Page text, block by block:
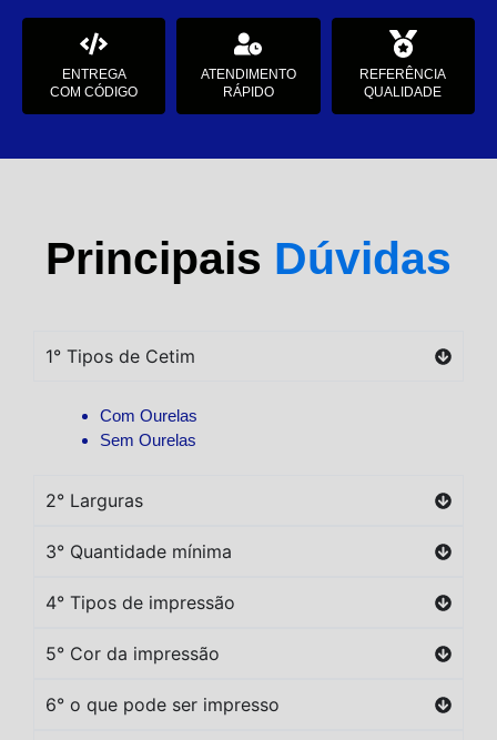
ENTREGA
COM CÓDIGO
ATENDIMENTO
RÁPIDO
REFERÊNCIA
QUALIDADE
Principais Dúvidas
1° Tipos de Cetim
Com Ourelas
Sem Ourelas
2° Larguras
3° Quantidade mínima
4° Tipos de impressão
5° Cor da impressão
6° o que pode ser impresso